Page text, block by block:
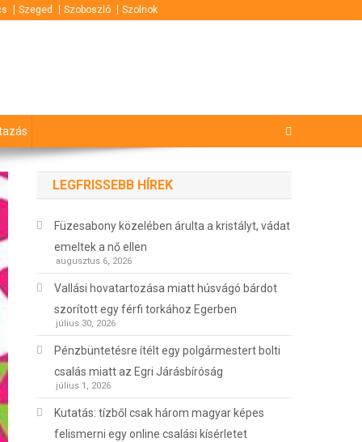
Szeged Szoboszló Szolnok
LEGFRISSEBB HÍREK
Füzesabony közelében árulta a kristályt, vádat
emeltek a nő ellen
augusztus 6, 2026
Vallási hovatartozása miatt húsvágó bárdot
szorított egy férfi torkához Egerben
július 30, 2026
Pénzbüntetésre ítélt egy polgármestert bolti
csalás miatt az Egri Járásbíróság
július 1, 2026
Kutatás: tízből csak három magyar képes
felismerni egy online csalási kísérletet